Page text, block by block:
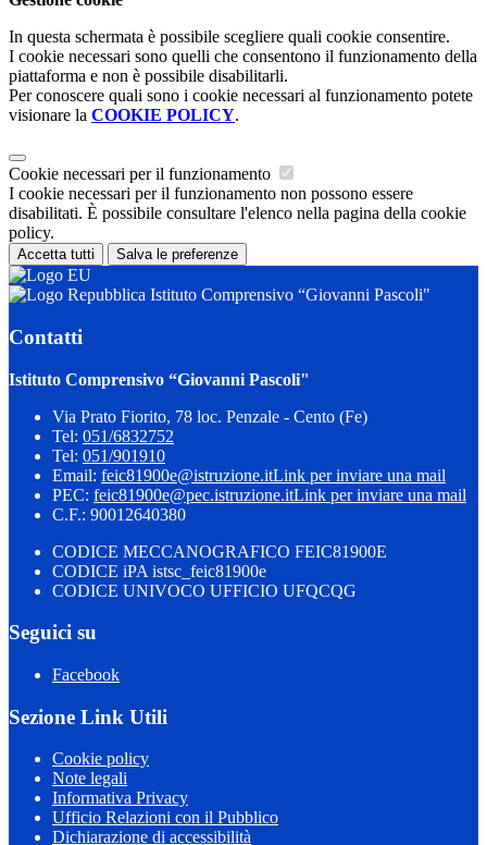
In questa schermata è possibile scegliere quali cookie consentire.
I cookie necessari sono quelli che consentono il funzionamento della
piattaforma e non è possibile disabilitarli.
Per conoscere quali sono i cookie necessari al funzionamento potete
visionare la COOKIE POLICY.
Cookie necessari per il funzionamento
I cookie necessari per il funzionamento non possono essere
disabilitati. È possibile consultare l'elenco nella pagina della cookie
policy.
Accetta tutti Salva le preferenze
Istituto Comprensivo “Giovanni Pascoli"
Contatti
Istituto Comprensivo “Giovanni Pascoli"
Via Prato Fiorito, 78 loc. Penzale - Cento (Fe)
Tel: 051/6832752
Tel: 051/901910
Email: feic81900e@istruzione.itLink per inviare una mail
PEC: feic81900e@pec.istruzione.itLink per inviare una mail
C.F.: 90012640380
CODICE MECCANOGRAFICO FEIC81900E
CODICE iPA istsc_feic81900e
CODICE UNIVOCO UFFICIO UFQCQG
Seguici su
Facebook
Sezione Link Utili
Cookie policy
Note legali
Informativa Privacy
Ufficio Relazioni con il Pubblico
Dichiarazione di accessibilità